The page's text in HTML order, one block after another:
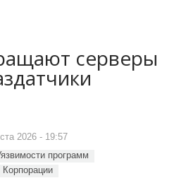
серверы
2026 - 19:57
программ
Корпорации